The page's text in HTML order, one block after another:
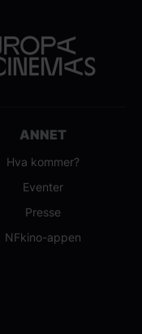
ANNET
Hva kommer?
Eventer
Presse
NFkino-appen